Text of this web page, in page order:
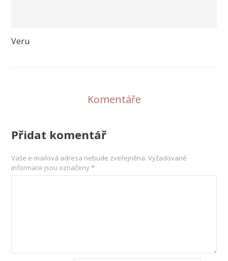
Veru
Komentáře
Přidat komentář
Vaše e-mailová adresa nebude zveřejněna. Vyžadované
informace jsou označeny*